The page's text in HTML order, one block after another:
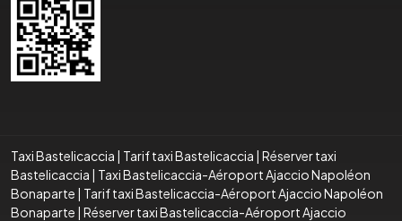
Taxi Bastelicaccia | Tarif taxi Bastelicaccia | Réserver taxi
Bastelicaccia | Taxi Bastelicaccia-Aéroport Ajaccio Napoléon
Bonaparte | Tarif taxi Bastelicaccia-Aéroport Ajaccio Napoléon
Bonaparte | Réserver taxi Bastelicaccia-Aéroport Ajaccio